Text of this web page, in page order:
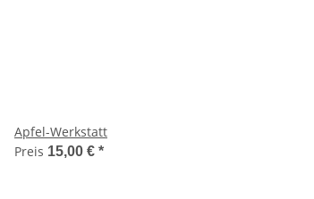
Apfel-Werkstatt
Preis 15,00 € *